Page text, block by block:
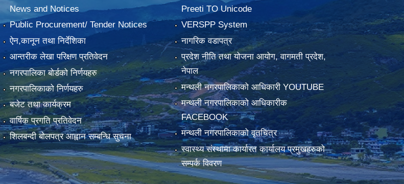
News and Notices
Public Procurement/ Tender Notices
ऐन,कानून तथा निर्देशिका
आन्तरीक लेखा परिक्षण प्रतिवेदन
नगरपालिका बोर्डको निर्णयहरु
नगरपालिकाको निर्णयहरु
बजेट तथा कार्यक्रम
वार्षिक प्रगति प्रतिवेदन
शिलबन्दी बोलपत्र आह्वान सम्बन्धि सुचना
Preeti TO Unicode
VERSPP System
नागरिक वडापत्र
प्रदेश नीति तथा योजना आयोग, वागमती प्रदेश,
नेपाल
मन्थली नगरपालिकाको आधिकारी YOUTUBE
मन्थली नगरपालिकाको आधिकारीक
FACEBOOK
मन्थली नगरपालिकाको वृतचित्र
स्वास्थ्य संस्थामा कार्यारत कार्यालय प्रमुखहरुको
सम्पर्क विवरण